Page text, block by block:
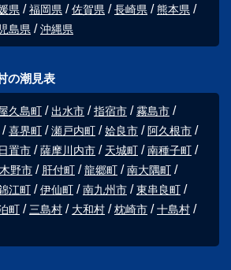
県 福岡県 佐賀県 長崎県
熊本県
島県 沖縄県
の潮見表
久島町 出水市 指宿市
霧島市
喜界町 瀬戸内町 姶良市
阿久根市
日置市 薩摩川内市 天城町
南種子町
野市 肝付町 龍郷町
南大隅町
江町 伊仙町 南九州市
東串良町
町 三島村 大和村 枕崎市
十島村